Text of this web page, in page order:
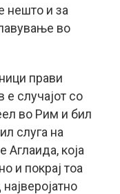
нешто и за
во
прави
е случајот со
во Рим и бил
слуга на
која
и покрај тоа